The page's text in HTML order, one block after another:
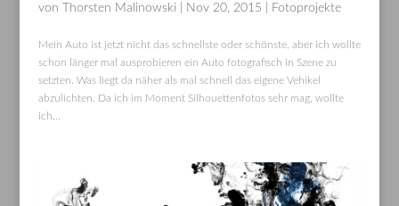
von Thorsten Malinowski Nov 20, 2015 Fotoprojekte
Mein Auto ist jetzt nicht das schnellste oder schönste, aber ich wollte
schon länger mal ausprobieren ein Auto fotografisch in Szene zu
setzten. Was liegt da näher als mal schnell das eigene Vehikel
abzulichten. Da ich im Moment Silhouettenfotos sehr mag, wollte
ich...